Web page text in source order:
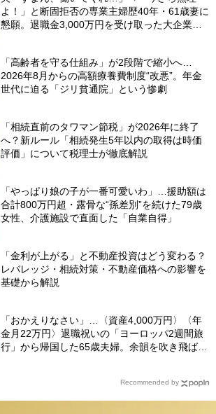
よ！」と断固拒否の専業主婦歴40年・61歳妻に
懇願。退職金3,000万円を受け取った大企業元
「高齢者を守る仕組み」が2段階で縮小へ…
2026年8月からの高額療養費制度“改悪”。年金
世代に迫る「ジリ貧通院」という惨劇
「相続直前のタワマン節税」が2026年に終了
へ？新ルール「相続発生5年以内の取得は時価
評価」について税理士が徹底解説
「やっぱり娘の子が一番可愛いわ」…援助額は
合計800万円超・露骨な“孫差別”を続けた79歳
女性、介護施設で直面した「自業自得」
「金利が上がる」と不動産投資はどう変わる？
レバレッジ・相続対策・不動産価格への影響を
基礎から解説
「おかえりなさい」…〈資産4,000万円〉〈年
金月22万円〉退職祝いの「ヨーロッパ2週間旅
行」から帰国した65歳夫婦。余韻を吹き飛ばし
Recommended by